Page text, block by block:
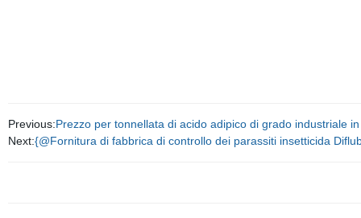
Previous:Prezzo per tonnellata di acido adipico di grado industriale
Next:{@Fornitura di fabbrica di controllo dei parassiti insetticida